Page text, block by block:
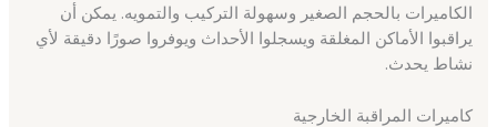
الكاميرات بالحجم الصغير وسهولة التركيب والتمويه. يمكن أن
يراقبوا الأماكن المغلقة ويسجلوا الأحداث ويوفروا صورًا دقيقة لأي
نشاط يحدث.
كاميرات المراقبة الخارجية